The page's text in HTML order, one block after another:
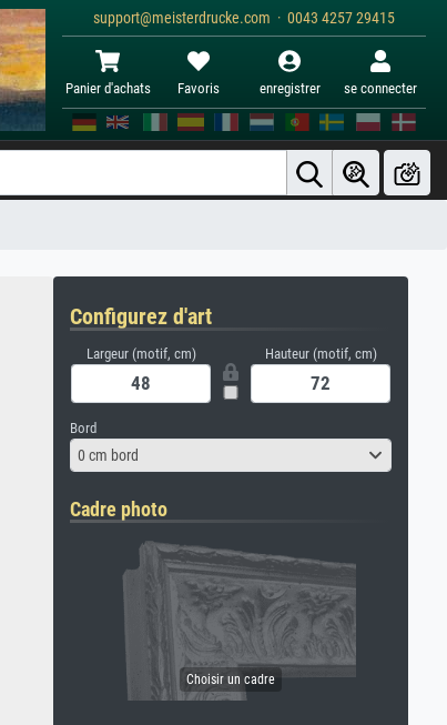
support@meisterdrucke.com · 0043 4257 29415
Panier d'achats Favoris enregistrer se connecter
Configurez d'art
Largeur (motif, cm) Hauteur (motif, cm)
Bord
0 cm bord
Cadre photo